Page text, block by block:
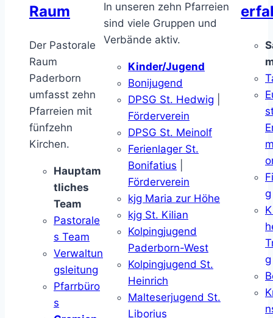
Raum
Der Pastorale
Raum
Paderborn
umfasst zehn
Pfarreien mit
fünfzehn
Kirchen.
Hauptam
tliches
Team
Pastorale
s Team
Verwaltun
gsleitung
Pfarrbüro
s
In unseren zehn Pfarreien
sind viele Gruppen und
Verbände aktiv.
Kinder/Jugend
Bonijugend
DPSG St. Hedwig
Förderverein
DPSG St. Meinolf
Ferienlager St.
Bonifatius
Förderverein
kjg Maria zur Höhe
kjg St. Kilian
Kolpingjugend
Paderborn-West
Kolpingjugend St.
Heinrich
Malteserjugend St.
Liborius
g
g